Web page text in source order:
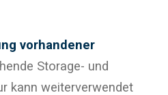
vorhandener
Storage- und
kann weiterverwendet